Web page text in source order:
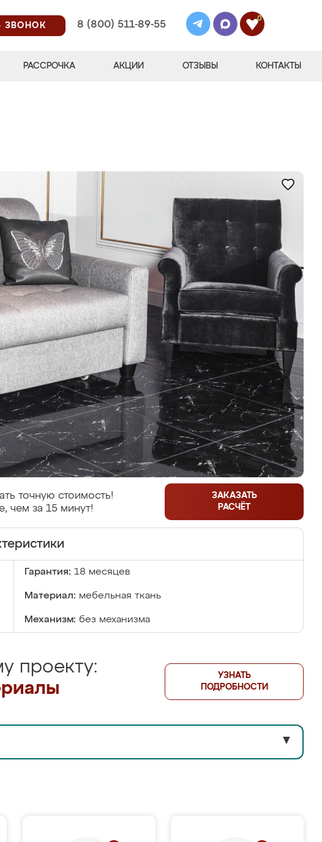
ЗВОНОК
8 (800) 511-89-55
0
РАССРОЧКА АКЦИИ ОТЗЫВЫ КОНТАКТЫ
точную стоимость!
чем за 15 минут!
ЗАКАЗАТЬ
РАСЧЁТ
Гарантия: 18 месяцев
Материал: мебельная ткань
Механизм: без механизма
проекту:
УЗНАТЬ
ПОДРОБНОСТИ
▼